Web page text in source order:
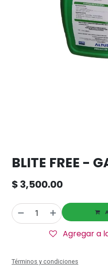
BLITE FREE -
$ 3,500.00
Agregar a
Términos y condiciones